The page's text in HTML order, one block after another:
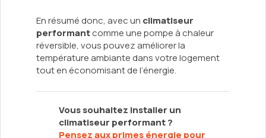
En résumé donc, avec un climatiseur
performantcomme une pompe à chaleur
réversible, vous pouvez améliorer la
température ambiante dans votre logement
tout en économisant de l’énergie.
Vous souhaitez installer un
climatiseur performant ?
Pensez aux primes énergie pour